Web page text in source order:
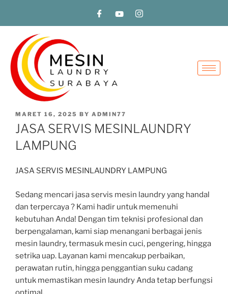
MARET 16, 2025 BY ADMIN77
JASA SERVIS MESINLAUNDRY
LAMPUNG
JASA SERVIS MESINLAUNDRY LAMPUNG
Sedang mencari jasa servis mesin laundry yang handal
dan terpercaya ? Kami hadir untuk memenuhi
kebutuhan Anda! Dengan tim teknisi profesional dan
berpengalaman, kami siap menangani berbagai jenis
mesin laundry, termasuk mesin cuci, pengering, hingga
setrika uap. Layanan kami mencakup perbaikan,
perawatan rutin, hingga penggantian suku cadang
untuk memastikan mesin laundry Anda tetap berfungsi